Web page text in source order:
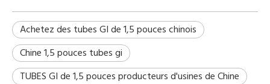
Achetez des tubes GI de 1,5 pouces chinois
Chine 1,5 pouces tubes gi
TUBES GI de 1,5 pouces producteurs d'usines de Chine